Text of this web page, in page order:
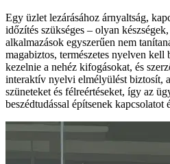
Egy üzlet lezárásához árnyaltság,
időzítés szükséges – olyan
alkalmazások egyszerűen nem
magabiztos, természetes nyelven kell
kezelnie a nehéz kifogásokat, és
interaktív nyelvi elmélyülést biztosít,
szüneteket és félreértéseket, így az
beszédtudással építsenek kapcsolatot